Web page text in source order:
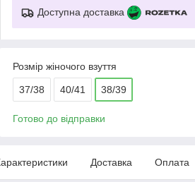
Доступна доставка
Розмір жіночого взуття
37/38 40/41 38/39
Готово до відправки
Доставка Оплата